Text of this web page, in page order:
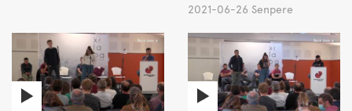
2021-06-26 Senpere